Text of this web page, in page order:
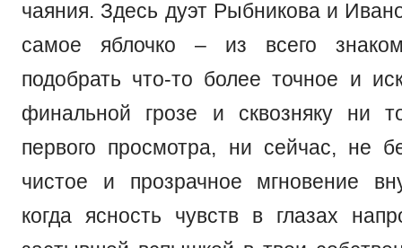
чаяния. Здесь дуэт Рыбникова и
самое яблочко – из всего
подобрать что-то более точное и
финальной грозе и сквозняку ни
первого просмотра, ни сейчас, не
чистое и прозрачное мгновение
когда ясность чувств в глазах